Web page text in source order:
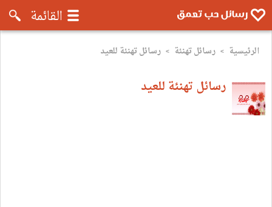
رسائل موبايل تعمق - رسائل حب
القائمة
الرئيسية > رسائل تهنئة > رسائل تهنئة للعيد
رسائل تهنئة للعيد